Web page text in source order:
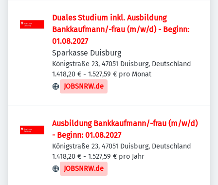
Duales Studium inkl. Ausbildung
Bankkaufmann/-frau (m/w/d) - Beginn:
01.08.2027
Sparkasse Duisburg
Königstraße 23, 47051 Duisburg, Deutschland
1.418,20 € - 1.527,59 € pro Monat
JOBSNRW.de
Ausbildung Bankkaufmann/-frau (m/w/d)
- Beginn: 01.08.2027
Königstraße 23, 47051 Duisburg, Deutschland
1.418,20 € - 1.527,59 € pro Jahr
JOBSNRW.de